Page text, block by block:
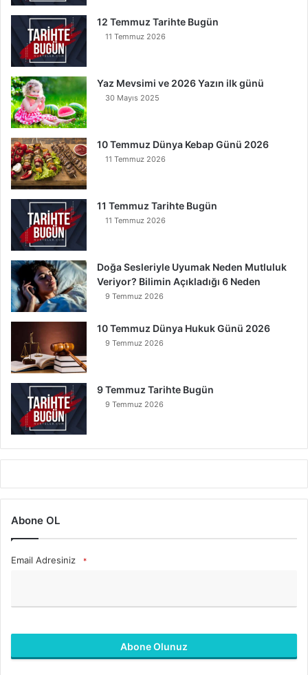
k
a
n
K
u
r
t
u
l
u
r
12 Temmuz Tarihte Bugün
11 Temmuz 2026
Yaz Mevsimi ve 2026 Yazın ilk günü
30 Mayıs 2025
10 Temmuz Dünya Kebap Günü 2026
11 Temmuz 2026
11 Temmuz Tarihte Bugün
11 Temmuz 2026
Doğa Sesleriyle Uyumak Neden Mutluluk
Veriyor? Bilimin Açıkladığı 6 Neden
9 Temmuz 2026
10 Temmuz Dünya Hukuk Günü 2026
9 Temmuz 2026
9 Temmuz Tarihte Bugün
9 Temmuz 2026
Abone OL
Email Adresiniz *
Abone Olunuz